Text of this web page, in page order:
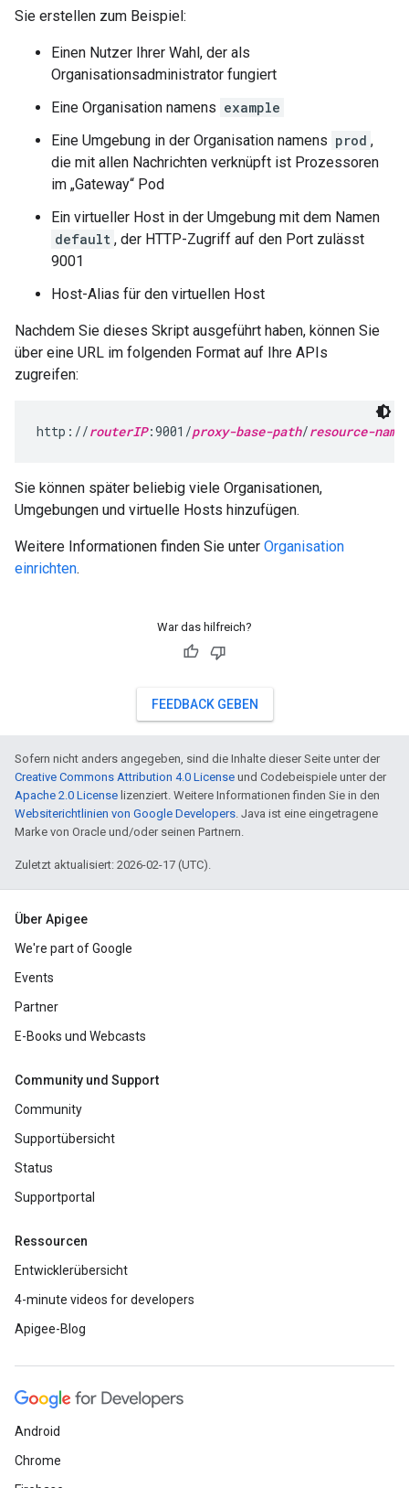
Sie erstellen zum Beispiel:
Einen Nutzer Ihrer Wahl, der als
Organisationsadministrator fungiert
Eine Organisation namens example
Eine Umgebung in der Organisation namens prod ,
die mit allen Nachrichten verknüpft ist Prozessoren
im „Gateway“ Pod
Ein virtueller Host in der Umgebung mit dem Namen
default , der HTTP-Zugriff auf den Port zulässt
9001
Host-Alias für den virtuellen Host
Nachdem Sie dieses Skript ausgeführt haben, können Sie
über eine URL im folgenden Format auf Ihre APIs
zugreifen:
http://routerIP:9001/proxy-base-path/resource-name
Sie können später beliebig viele Organisationen,
Umgebungen und virtuelle Hosts hinzufügen.
Weitere Informationen finden Sie unter Organisation
einrichten.
War das hilfreich?
FEEDBACK GEBEN
Sofern nicht anders angegeben, sind die Inhalte dieser Seite unter der
Creative Commons Attribution 4.0 License und Codebeispiele unter der
Apache 2.0 License lizenziert. Weitere Informationen finden Sie in den
Websiterichtlinien von Google Developers. Java ist eine eingetragene
Marke von Oracle und/oder seinen Partnern.
Zuletzt aktualisiert: 2026-02-17 (UTC).
Über Apigee
We're part of Google
Events
Partner
E-Books und Webcasts
Community und Support
Community
Supportübersicht
Status
Supportportal
Ressourcen
Entwicklerübersicht
4-minute videos for developers
Apigee-Blog
Android
Chrome